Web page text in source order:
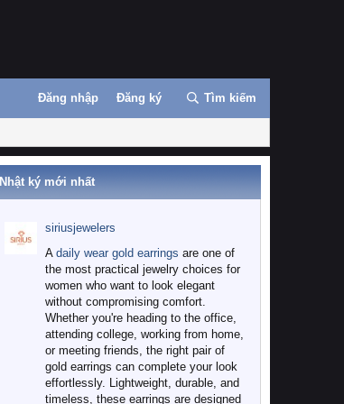
Đăng nhập Đăng ký Tìm kiếm
Nhật ký mới nhất
siriusjewelers
A daily wear gold earrings are one of
the most practical jewelry choices for
women who want to look elegant
without compromising comfort.
Whether you're heading to the office,
attending college, working from home,
or meeting friends, the right pair of
gold earrings can complete your look
effortlessly. Lightweight, durable, and
timeless, these earrings are designed